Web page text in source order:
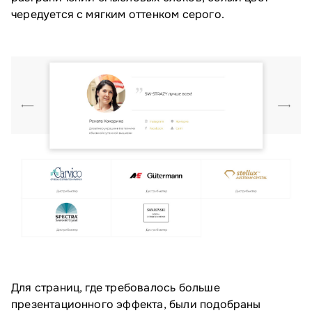
чередуется с мягким оттенком серого.
Для страниц, где требовалось больше
презентационного эффекта, были подобраны